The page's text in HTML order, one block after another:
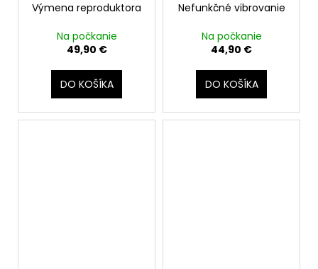
Výmena reproduktora
Na počkanie
49,90 €
DO KOŠÍKA
Nefunkčné vibrovanie
Na počkanie
44,90 €
DO KOŠÍKA